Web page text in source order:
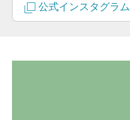
公式インスタグラム